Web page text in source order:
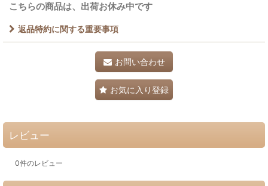
こちらの商品は、出荷お休み中です
返品特約に関する重要事項
お問い合わせ
お気に入り登録
レビュー
0件のレビュー